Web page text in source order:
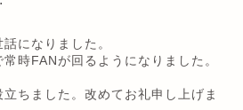
になりました。
時FANが回るようになりました。
ちました。改めてお礼申し上げま